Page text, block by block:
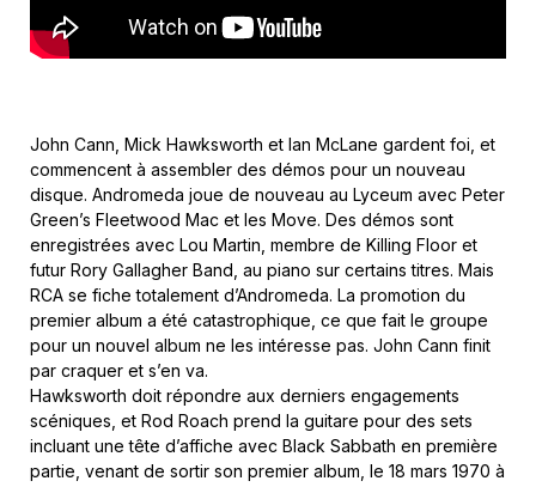
John Cann, Mick Hawksworth et Ian McLane gardent foi, et
commencent à assembler des démos pour un nouveau
disque. Andromeda joue de nouveau au Lyceum avec Peter
Green’s Fleetwood Mac et les Move. Des démos sont
enregistrées avec Lou Martin, membre de Killing Floor et
futur Rory Gallagher Band, au piano sur certains titres. Mais
RCA se fiche totalement d’Andromeda. La promotion du
premier album a été catastrophique, ce que fait le groupe
pour un nouvel album ne les intéresse pas. John Cann finit
par craquer et s’en va.
Hawksworth doit répondre aux derniers engagements
scéniques, et Rod Roach prend la guitare pour des sets
incluant une tête d’affiche avec Black Sabbath en première
partie, venant de sortir son premier album, le 18 mars 1970 à